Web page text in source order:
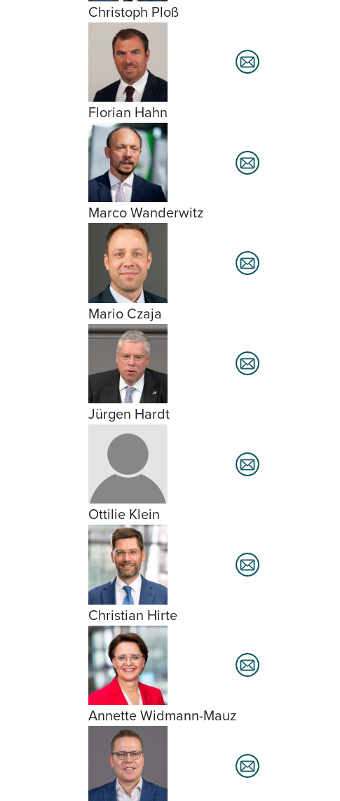
Christoph Ploß
Florian Hahn
Marco Wanderwitz
Mario Czaja
Jürgen Hardt
Ottilie Klein
Christian Hirte
Annette Widmann-Mauz